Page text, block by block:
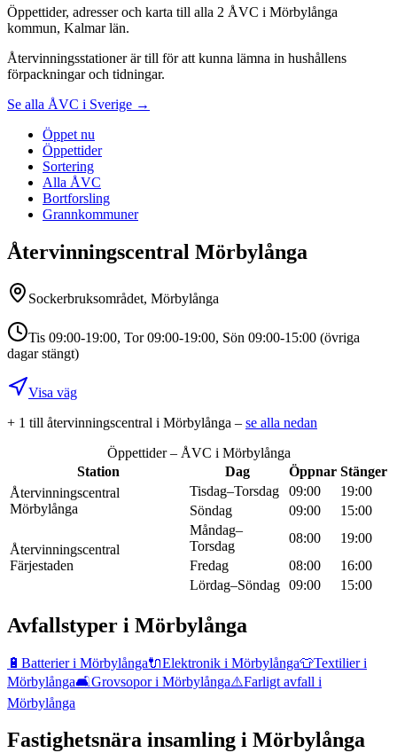
Öppettider, adresser och karta till alla 2 ÅVC i Mörbylånga
kommun, Kalmar län.
Återvinningsstationer är till för att kunna lämna in hushållens
förpackningar och tidningar.
Se alla ÅVC i Sverige →
Öppet nu
Öppettider
Sortering
Alla ÅVC
Bortforsling
Grannkommuner
Återvinningscentral Mörbylånga
Sockerbruksområdet, Mörbylånga
Tis 09:00-19:00, Tor 09:00-19:00, Sön 09:00-15:00 (övriga
dagar stängt)
Visa väg
+ 1 till återvinningscentral i Mörbylånga – se alla nedan
Öppettider – ÅVC i Mörbylånga
Station
Dag Öppnar Stänger
Återvinningscentral
Mörbylånga
Tisdag–Torsdag 09:00
19:00
Söndag
09:00 15:00
Återvinningscentral
Färjestaden
Måndag–
Torsdag
08:00
19:00
Fredag
08:00
16:00
Lördag–Söndag 09:00 15:00
Avfallstyper i Mörbylånga
🔋 Batterieri Mörbylånga🔌Elektronik i Mörbylånga👕Textilieri
Mörbylånga🛋️Grovsopori Mörbylånga⚠️Farligt avfall i
Mörbylånga
Fastighetsnära insamling i Mörbylånga